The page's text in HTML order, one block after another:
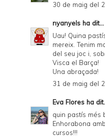
30 de maig del
nyanyels ha dit...
Uau! Quina
mereix. Tenim
del seu joc i,
Visca el Barça!
Una abraçada!
31 de maig del
Eva Flores ha
quin pastís més
Enhorabona
cursos!!!